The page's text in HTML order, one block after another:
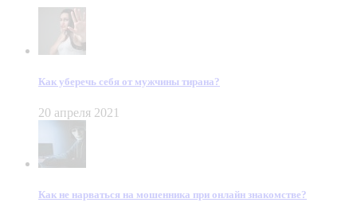
Как уберечь себя от мужчины тирана?
20 апреля 2021
Как не нарваться на мошенника при онлайн знакомстве?